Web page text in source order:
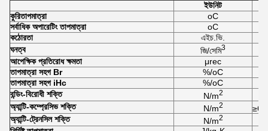
ইউনিট
কুরিতাপমাত্রা
oC
সর্বাধিক অপারেটিং তাপমাত্রা
oC
কঠোরতা
এইচ.ভি.
ঘনত্ব
জি/সেমি3
আপেক্ষিক প্রতিরোধ ক্ষমতা
μrec
তাপমাত্রা সহগ Br
%/oC
তাপমাত্রা সহগ iHc
%/oC
বন্ডিং-বিরোধী শক্তি
N/m2
অ্যান্টি-কম্প্রেসিভ শক্তি N/m2
অ্যান্টি-ট্রেনসিল শক্তি
N/m2